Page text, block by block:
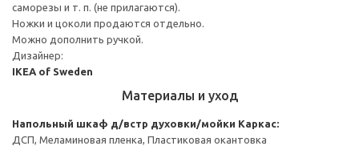
саморезы и т. п. (не прилагаются).
Ножки и цоколи продаются отдельно.
Можно дополнить ручкой.
Дизайнер:
IKEA of Sweden
Материалы и уход
Напольный шкаф д/встр духовки/мойки Каркас:
ДСП, Меламиновая пленка, Пластиковая окантовка